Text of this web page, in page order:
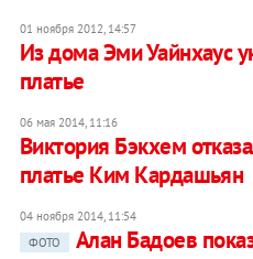
01 ноября 2012, 14:57
Из дома Эми Уайнхаус
платье
06 мая 2014, 11:16
Виктория Бэкхем
платье Ким Кардашьян
04 ноября 2014, 11:54
ФОТО
Алан Бадоев